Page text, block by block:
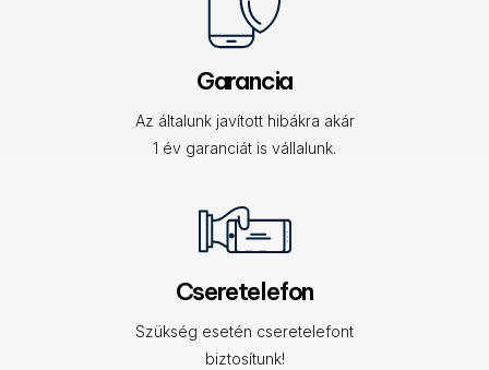
Garancia
Az általunk javított hibákra akár
1 év garanciát is vállalunk.
Cseretelefon
Szükség esetén cseretelefont
biztosítunk!